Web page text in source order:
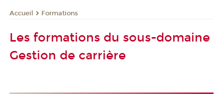
Accueil Formations
Les formations du sous-domaine
Gestion de carrière